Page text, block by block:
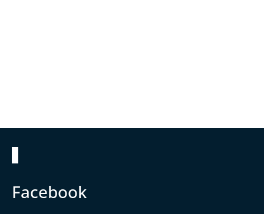
Zápatí
Facebook